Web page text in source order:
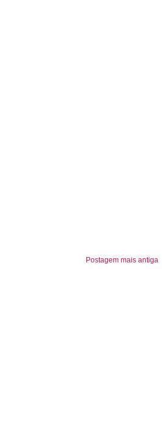
Postagem mais antiga